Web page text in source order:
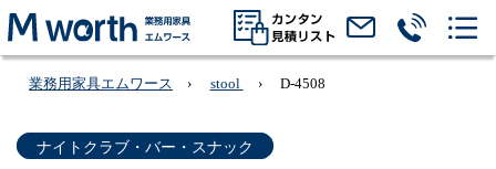
業務用家具エムワース stool D-4508
ナイトクラブ・バー・スナック